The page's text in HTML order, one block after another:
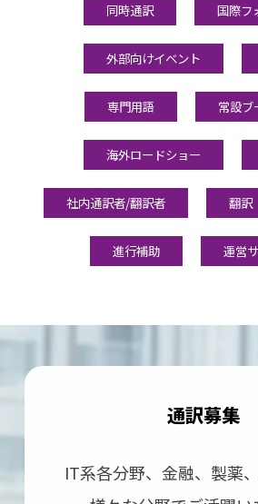
同時通訳 国際フ
外部向けイベント
専門用語 常設ブ
海外ロードショー
社内通訳者/翻訳者 翻訳
進行補助 運営
通訳募集
IT系各分野、⾦融、製薬